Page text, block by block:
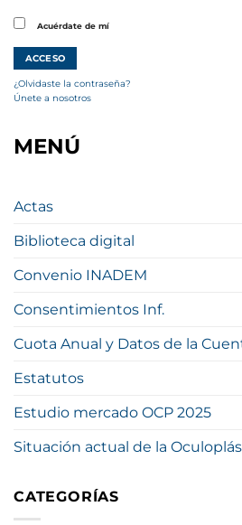
Acuérdate de mí
¿Olvidaste la contraseña?
Únete a nosotros
MENÚ
Actas
Biblioteca digital
Convenio INADEM
Consentimientos Inf.
Cuota Anual y Datos de la
Estatutos
Estudio mercado OCP 2025
Situación actual de la
CATEGORÍAS